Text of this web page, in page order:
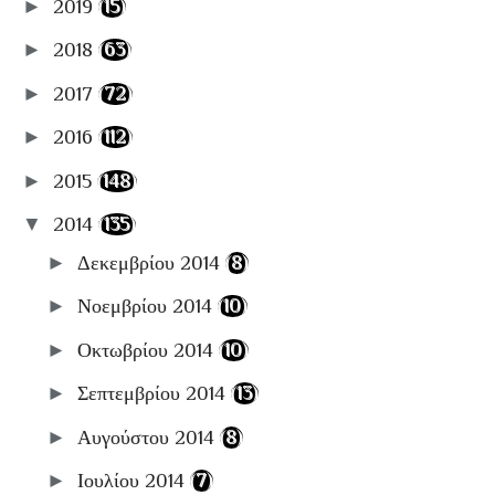
📋Αρχειοθήκες
► 2019 (15)
► 2018 (63)
► 2017 (72)
► 2016 (112)
► 2015 (148)
▼ 2014 (135)
► Δεκεμβρίου 2014 (8)
► Νοεμβρίου 2014 (10)
► Οκτωβρίου 2014 (10)
► Σεπτεμβρίου 2014 (13)
► Αυγούστου 2014 (8)
► Ιουλίου 2014 (7)